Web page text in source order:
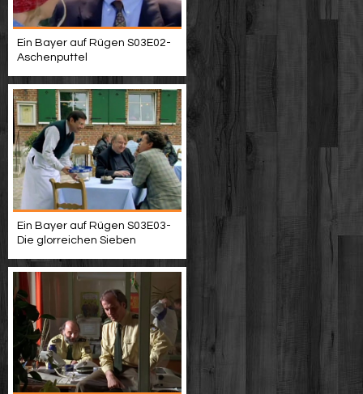
Ein Bayer auf Rügen S03E02-
Aschenputtel
Ein Bayer auf Rügen S03E03-
Die glorreichen Sieben